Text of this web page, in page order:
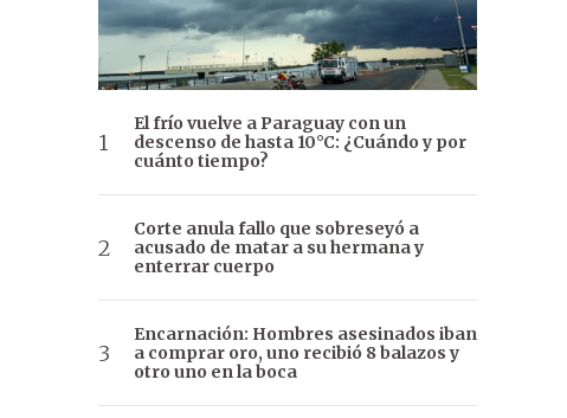
El frío vuelve a Paraguay con un
descenso de hasta 10°C: ¿Cuándo y por
cuánto tiempo?
Corte anula fallo que sobreseyó a
acusado de matar a su hermana y
enterrar cuerpo
Encarnación: Hombres asesinados iban
a comprar oro, uno recibió 8 balazos y
otro uno en la boca